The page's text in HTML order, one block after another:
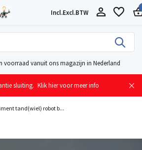
Incl.Excl.BTW
voorraad vanuit ons magazijn in Nederland
sluiting. Klik hier voor meer info
tand(wiel) robot b...